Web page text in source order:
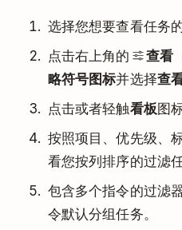
选择您想要查看任务
点击右上角的
查看
略符号图标并选择查
点击或者轻触看板图
按照项目、优先级、
看您按列排序的过滤任
包含多个指令的过滤
令默认分组任务。